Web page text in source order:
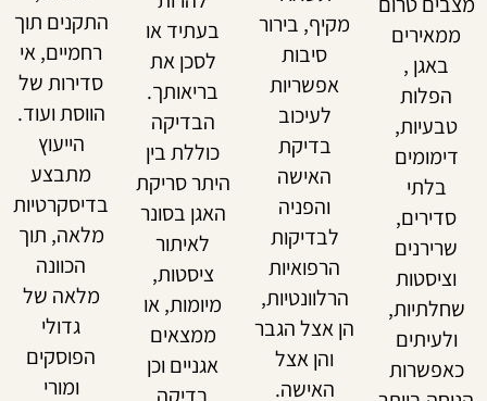
ן ,
הפלות
בלתי
מקיף, בירור
סיבות
אפשריות
לעיכוב
בדיקת
האישה
והפניה
לבדיקות
הרפואיות
הרלוונטיות,
הן אצל הגבר
והן אצל
האישה.
בעתיד או
לסכן את
בריאותך.
דיקה
כוללת בין
היתר סריקת
בסונר
לאיתור
ציסטות,
מיומות, או
ממצאים
אגניים וכן
התקנים תוך
רחמיים, אי
סדירות של
הווסת ועוד.
הייעוץ
מתבצע
בדיסקרטיות
מלאה, תוך
הכוונה
מלאה של
גדולי
הפוסקים
ומורי